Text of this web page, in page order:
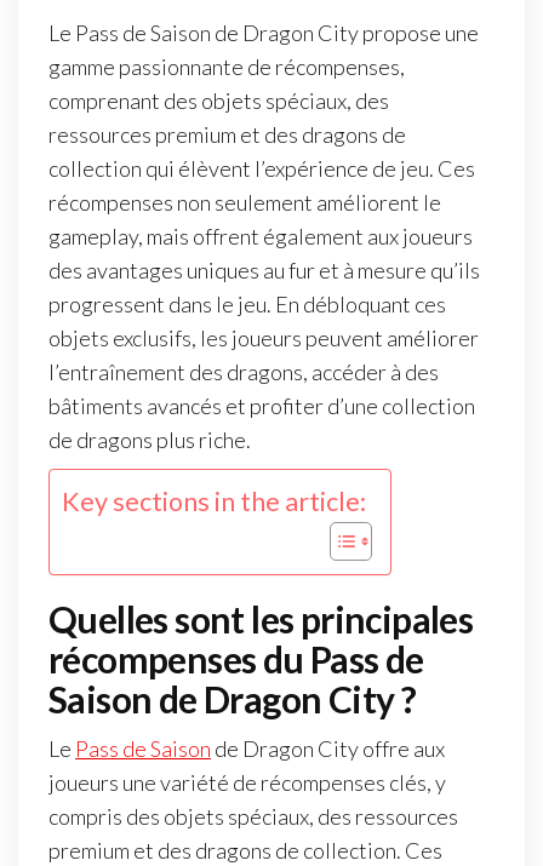
Le Pass de Saison de Dragon City propose une
gamme passionnante de récompenses,
comprenant des objets spéciaux, des
ressources premium et des dragons de
collection qui élèvent l’expérience de jeu. Ces
récompenses non seulement améliorent le
gameplay, mais offrent également aux joueurs
des avantages uniques au fur et à mesure qu’ils
progressent dans le jeu. En débloquant ces
objets exclusifs, les joueurs peuvent améliorer
l’entraînement des dragons, accéder à des
bâtiments avancés et profiter d’une collection
de dragons plus riche.
Key sections in the article:
Quelles sont les principales
récompenses du Pass de
Saison de Dragon City ?
Le Pass de Saison de Dragon City offre aux
joueurs une variété de récompenses clés, y
compris des objets spéciaux, des ressources
premium et des dragons de collection. Ces